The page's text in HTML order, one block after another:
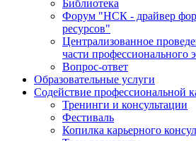
Библиотека
Форум "НСК - драйвер
ресурсов"
Централизованное
части профессионального
Вопрос-ответ
Образовательные услуги
Содействие профессиональной
Тренинги и консультации
Фестиваль
Копилка карьерного